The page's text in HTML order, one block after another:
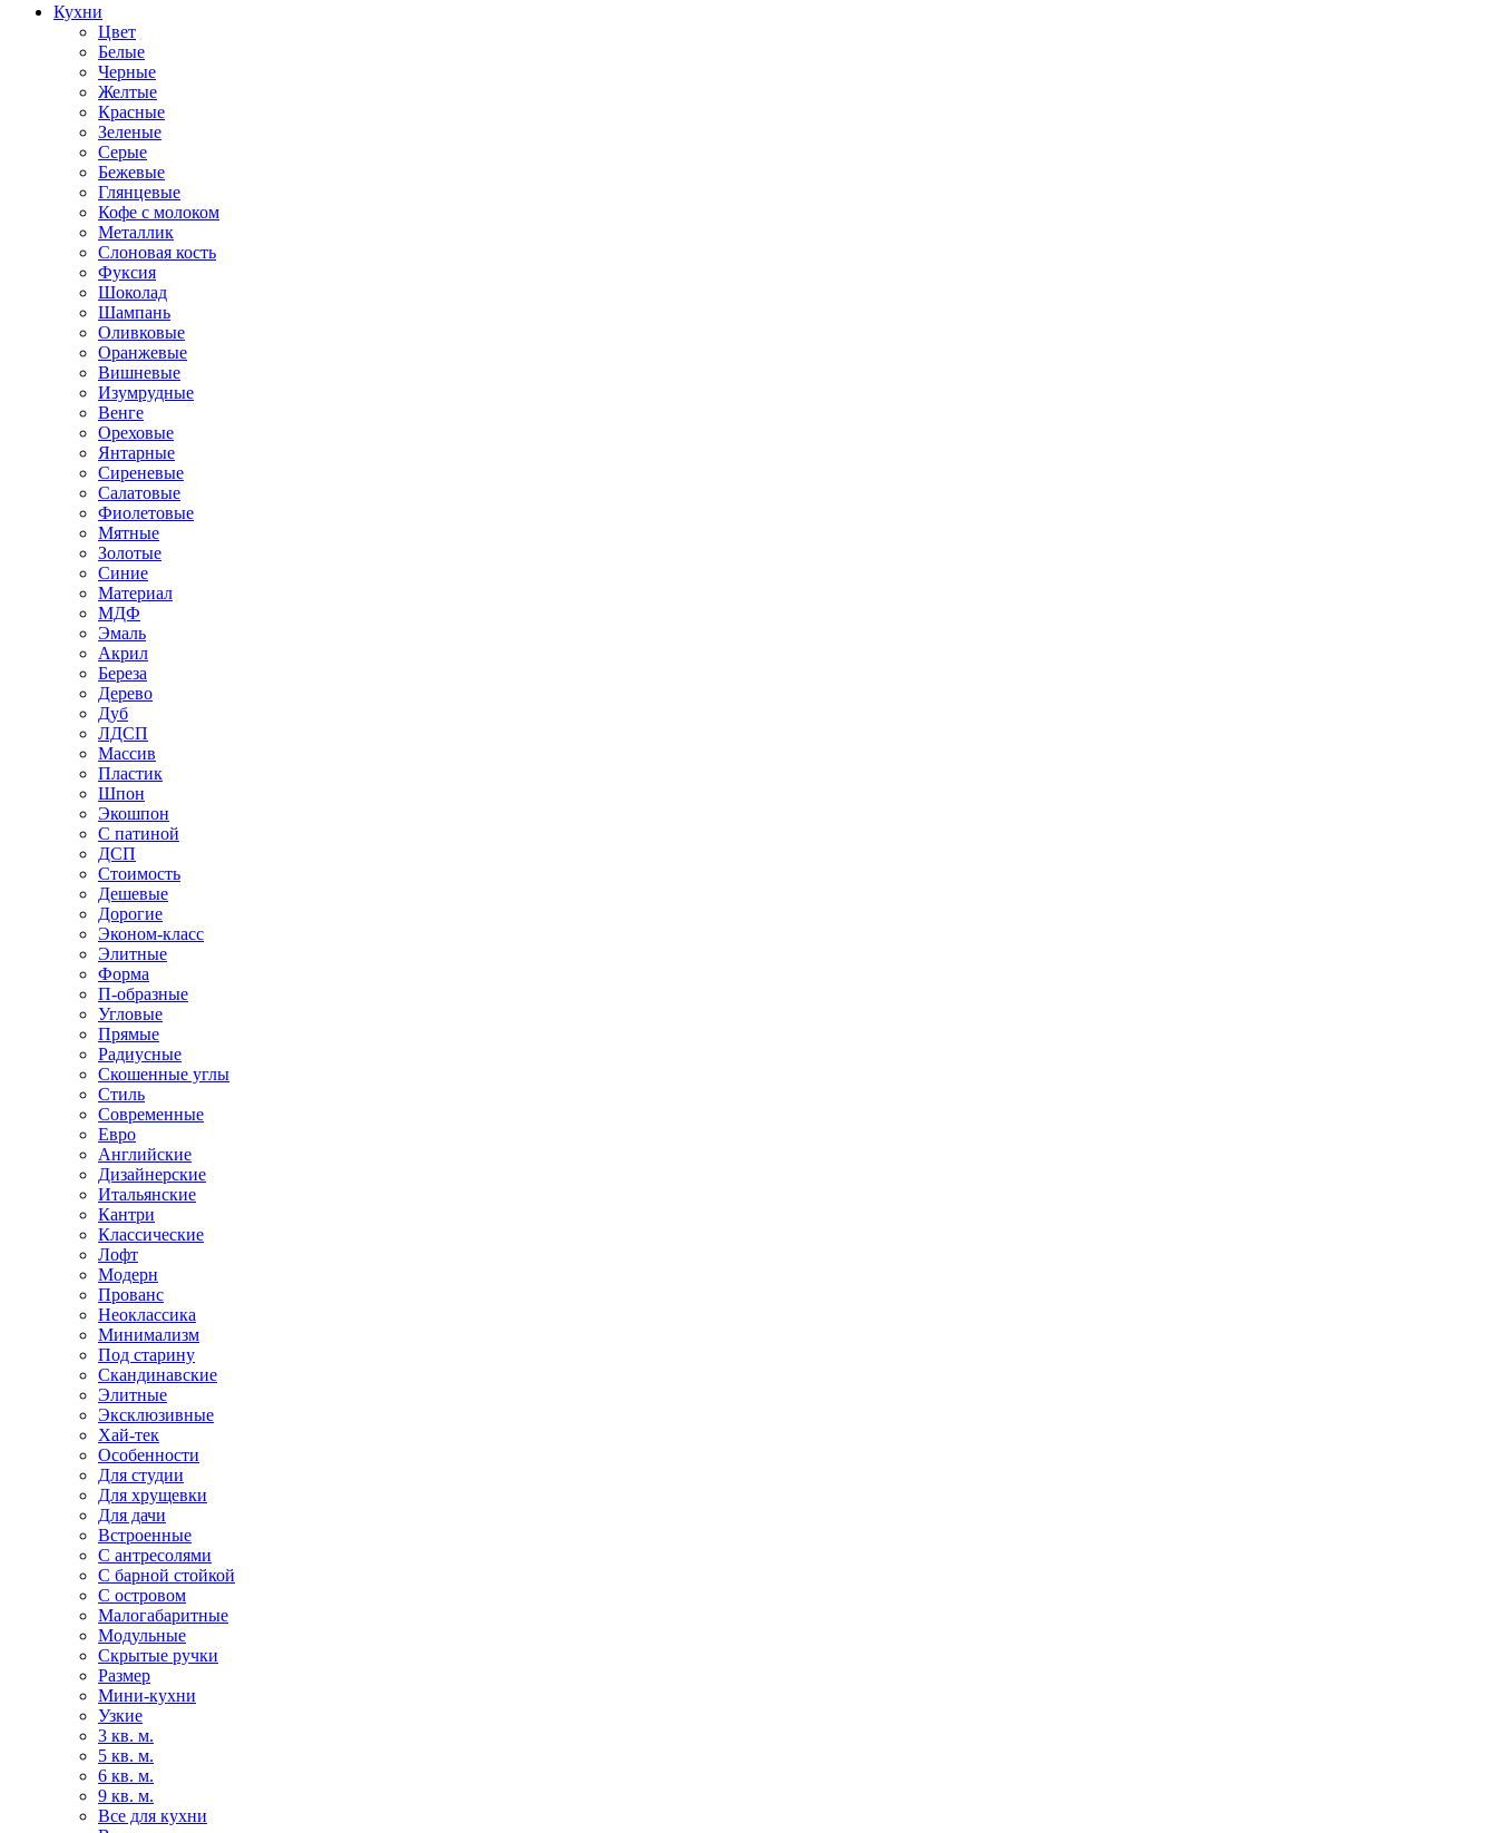
Кухни
Цвет
Белые
Черные
Желтые
Красные
Зеленые
Серые
Бежевые
Глянцевые
Кофе с молоком
Металлик
Слоновая кость
Фуксия
Шоколад
Шампань
Оливковые
Оранжевые
Вишневые
Изумрудные
Венге
Ореховые
Янтарные
Сиреневые
Салатовые
Фиолетовые
Мятные
Золотые
Синие
Материал
МДФ
Эмаль
Акрил
Береза
Дерево
Дуб
ЛДСП
Массив
Пластик
Шпон
Экошпон
С патиной
ДСП
Стоимость
Дешевые
Дорогие
Эконом-класс
Элитные
Форма
П-образные
Угловые
Прямые
Радиусные
Скошенные углы
Стиль
Современные
Евро
Английские
Дизайнерские
Итальянские
Кантри
Классические
Лофт
Модерн
Прованс
Неоклассика
Минимализм
Под старину
Скандинавские
Элитные
Эксклюзивные
Хай-тек
Особенности
Для студии
Для хрущевки
Для дачи
Встроенные
С антресолями
С барной стойкой
С островом
Малогабаритные
Модульные
Скрытые ручки
Размер
Мини-кухни
Узкие
3 кв. м.
5 кв. м.
6 кв. м.
9 кв. м.
Все для кухни